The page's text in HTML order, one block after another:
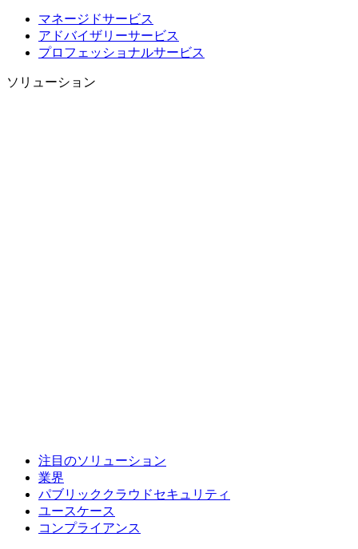
マネージドサービス
アドバイザリーサービス
プロフェッショナルサービス
ソリューション
注目のソリューション
業界
パブリッククラウドセキュリティ
ユースケース
コンプライアンス